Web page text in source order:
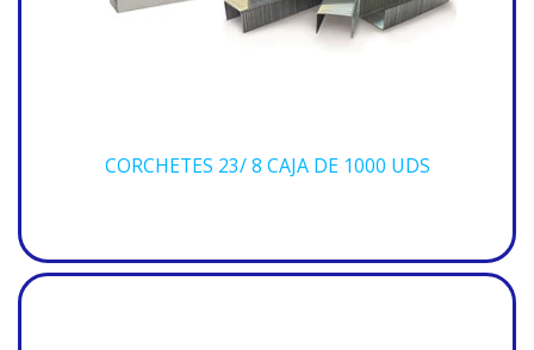
CORCHETES 23/ 8 CAJA DE 1000 UDS